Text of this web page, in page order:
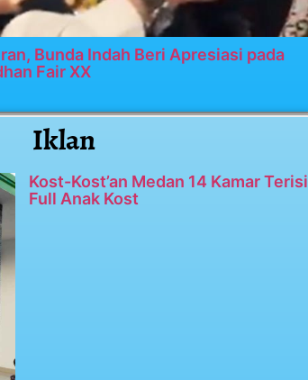
Bunda Indah Beri Apresiasi pada
Fair XX
Iklan
Kost-Kost’an Medan 14 Kamar Terisi
Full Anak Kost